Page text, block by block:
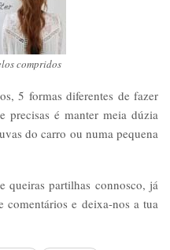
compridos
5 formas diferentes de fazer
precisas é manter meia dúzia
do carro ou numa pequena
queiras partilhas connosco, já
comentários e deixa-nos a tua